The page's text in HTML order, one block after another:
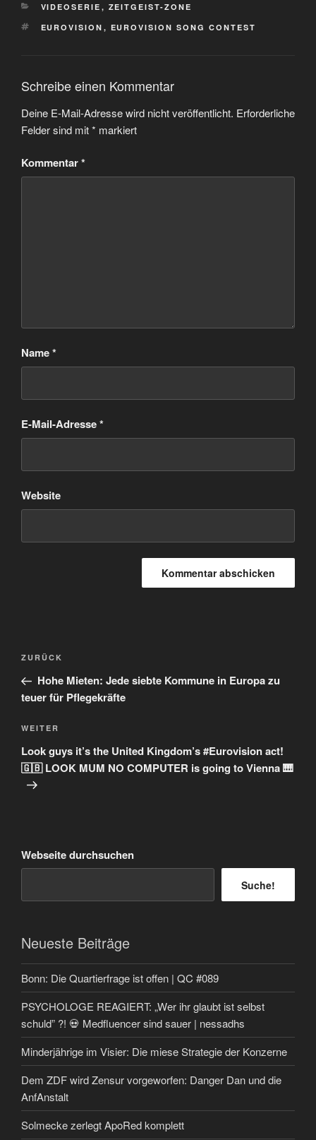
KATEGORIEN
VIDEOSERIE , ZEITGEIST-ZONE
SCHLAGWÖRTER
EUROVISION , EUROVISION SONG CONTEST
Schreibe einen Kommentar
Deine E-Mail-Adresse wird nicht veröffentlicht. Erforderliche
Felder sind mit* markiert
Kommentar*
Name*
E-Mail-Adresse*
Website
Beitragsnavigation
Vorheriger
Beitrag
ZURÜCK
Hohe Mieten: Jede siebte Kommune in Europa zu
teuer für Pflegekräfte
Nächster
Beitrag
WEITER
Look guys it’s the United Kingdom’s #Eurovision act!
🇬🇧 LOOK MUM NO COMPUTER is going to Vienna 🎹
Webseite durchsuchen
Suche!
Neueste Beiträge
Bonn: Die Quartierfrage ist offen | QC #089
PSYCHOLOGE REAGIERT: „Wer ihr glaubt ist selbst
schuld” ?! 💀 Medfluencer sind sauer | nessadhs
Minderjährige im Visier: Die miese Strategie der Konzerne
Dem ZDF wird Zensur vorgeworfen: Danger Dan und die
AnfAnstalt
Solmecke zerlegt ApoRed komplett